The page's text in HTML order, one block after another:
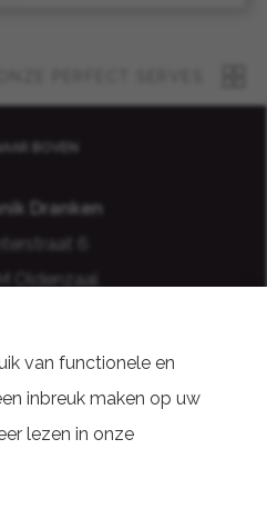
Dranken
6
Oldenzaal
van functionele en
inbreuk maken op uw
lezen in onze